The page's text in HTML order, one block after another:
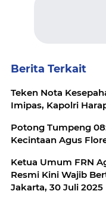
Berita Terkait
Teken Nota
Imipas, Kapolri
Potong Tumpeng
Kecintaan Agus
Ketua Umum FRN
Resmi Kini Wajib
Jakarta, 30 Juli 2025